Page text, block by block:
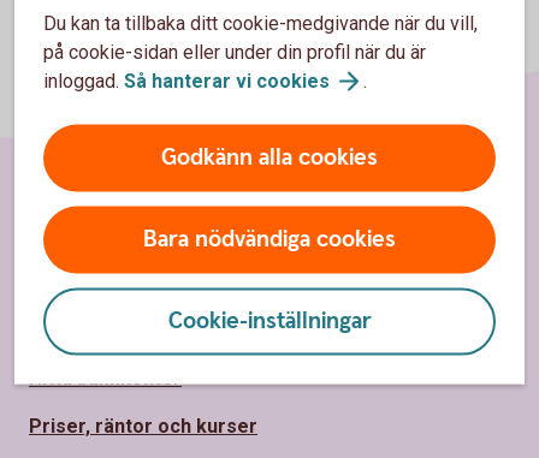
Du kan ta tillbaka ditt cookie-medgivande när du vill,
på cookie-sidan eller under din profil när du är
inloggad. Så hanterar vi cookies .
Godkänn alla cookies
Bara nödvändiga cookies
Cookie-inställningar
Sidfot
Hitta snabbt
Kundservice
Spärrhjälp
Priser, räntor och kurser